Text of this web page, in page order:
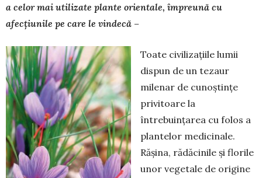
a celor mai utilizate plante orientale, împreună cu
afecțiunile pe care le vindecă –
Toate civilizațiile lumii
dispun de un tezaur
milenar de cunoștințe
privitoare la
întrebuințarea cu folos a
plantelor medicinale.
Rășina, rădăcinile și florile
unor vegetale de origine